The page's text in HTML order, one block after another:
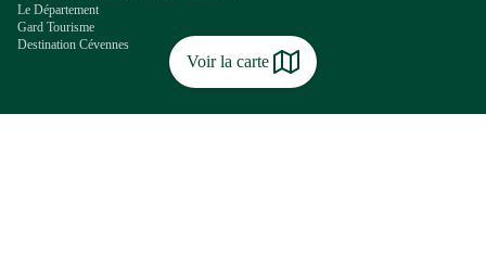
Voir la carte
Le Département
Gard Tourisme
Destination Cévennes